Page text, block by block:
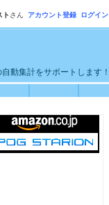
ト さん アカウント登録 ログイン
動集計をサポートします！